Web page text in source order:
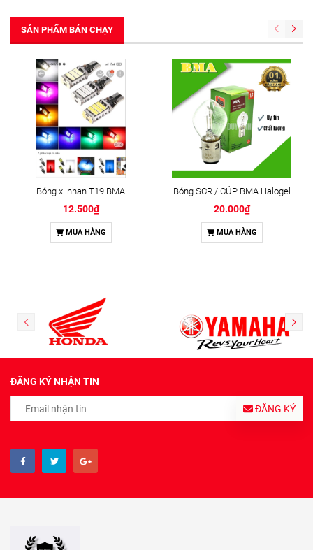
SẢN PHẨM BÁN CHẠY
Bóng xi nhan T19 BMA
12.500₫
MUA HÀNG
Bóng SCR / CÚP BMA Halogel
20.000₫
MUA HÀNG
ĐĂNG KÝ NHẬN TIN
ĐĂNG KÝ